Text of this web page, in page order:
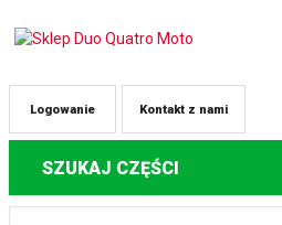
Kontakt z nami
Logowanie
SZUKAJ CZĘŚCI